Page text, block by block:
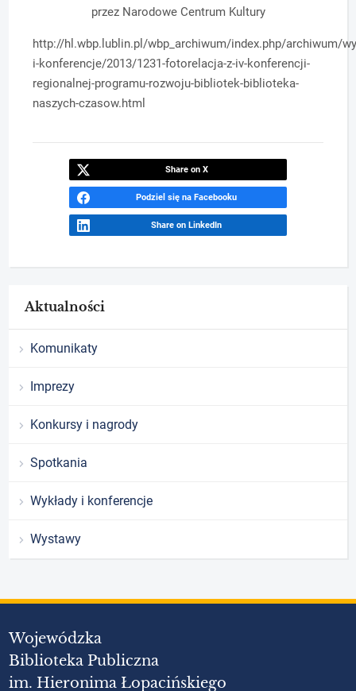
przez Narodowe Centrum Kultury
http://hl.wbp.lublin.pl/wbp_archiwum/index.php/archiwum/
i-konferencje/2013/1231-fotorelacja-z-iv-konferencji-
regionalnej-programu-rozwoju-bibliotek-biblioteka-
naszych-czasow.html
Share on X
Podziel się na Facebooku
Share on LinkedIn
Aktualności
Komunikaty
Imprezy
Konkursy i nagrody
Spotkania
Wykłady i konferencje
Wystawy
Wojewódzka
Biblioteka Publiczna
im. Hieronima Łopacińskiego